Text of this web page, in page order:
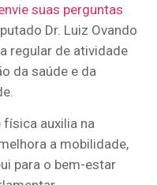
suas perguntas
Dr. Luiz Ovando
regular de atividade
da saúde e da
física auxilia na
a mobilidade,
para o bem-estar